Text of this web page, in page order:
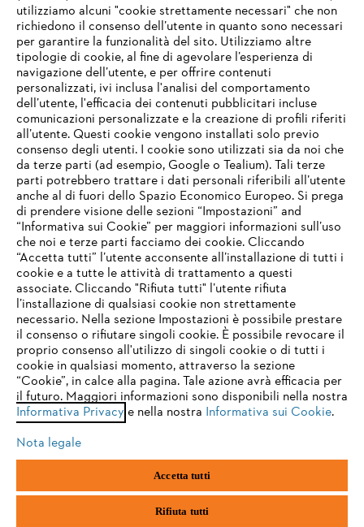
L’azienda
STIHL FAQ
Service
Termini e condizioni generali Privacy policy
Note legali Cookies Informazioni legali
Andreas STIHL S.p.A. - Viale delle Industrie, 15
20040 Cambiago (MI)
Email:info@stihl.it
PEC:amministrazione@stihl-pec.it
Numero di partita IVA: 09883420151.
Società a socio unico, soggetta a direzione e coordinamento di Andreas
IHR BROWSER WIRD NICHT
UNTERSTÜTZT
Sie nutzen einen Browser, den wir noch nicht unterstützen. Für
eine optimale Nutzung unserer Seite empfehlen wir Ihnen, zu
einem der folgenden Browser zu wechseln:
firefox chrome
safari edge
utilizziamo alcuni "cookie strettamente necessari" che non
richiedono il consenso dell’utente in quanto sono necessari
per garantire la funzionalità del sito. Utilizziamo altre
tipologie di cookie, al fine di agevolare l’esperienza di
navigazione dell’utente, e per offrire contenuti
personalizzati, ivi inclusa l'analisi del comportamento
dell’utente, l'efficacia dei contenuti pubblicitari incluse
comunicazioni personalizzate e la creazione di profili riferiti
all’utente. Questi cookie vengono installati solo previo
consenso degli utenti. I cookie sono utilizzati sia da noi che
da terze parti (ad esempio, Google o Tealium). Tali terze
parti potrebbero trattare i dati personali riferibili all’utente
anche al di fuori dello Spazio Economico Europeo. Si prega
di prendere visione delle sezioni “Impostazioni” and
“Informativa sui Cookie” per maggiori informazioni sull’uso
che noi e terze parti facciamo dei cookie. Cliccando
“Accetta tutti” l’utente acconsente all’installazione di tutti i
cookie e a tutte le attività di trattamento a questi
associate. Cliccando "Rifiuta tutti" l’utente rifiuta
l’installazione di qualsiasi cookie non strettamente
necessario. Nella sezione Impostazioni è possibile prestare
il consenso o rifiutare singoli cookie. È possibile revocare il
proprio consenso all'utilizzo di singoli cookie o di tutti i
cookie in qualsiasi momento, attraverso la sezione
“Cookie”, in calce alla pagina. Tale azione avrà efficacia per
il futuro. Maggiori informazioni sono disponibili nella nostra
Informativa Privacy e nella nostra Informativa sui Cookie.
Nota legale
Accetta tutti
Rifiuta tutti